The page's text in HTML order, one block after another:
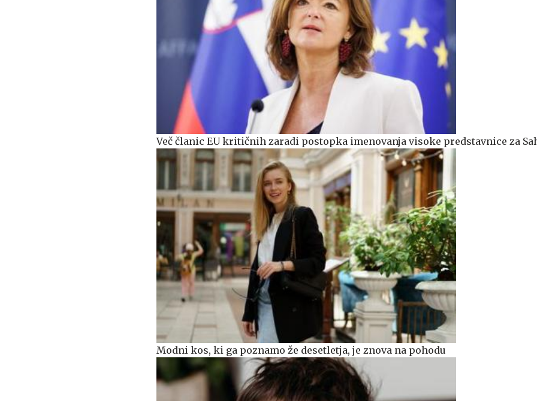
Več članic EU kritičnih zaradi postopka imenovanja visoke predstavnice za
Modni kos, ki ga poznamo že desetletja, je znova na pohodu